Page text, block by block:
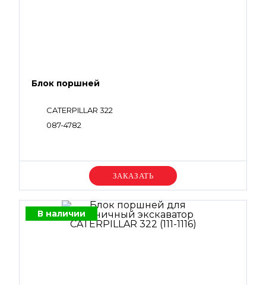
Блок поршней
CATERPILLAR 322
087-4782
Уточняйте цену
В наличии